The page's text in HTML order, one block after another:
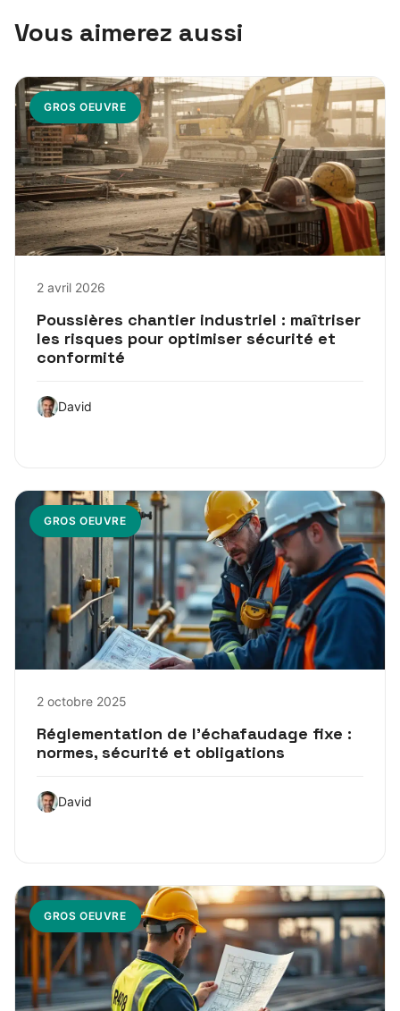
Vous aimerez aussi
GROS OEUVRE
2 avril 2026
Poussières chantier industriel : maîtriser
les risques pour optimiser sécurité et
conformité
David
GROS OEUVRE
2 octobre 2025
Réglementation de l’échafaudage fixe :
normes, sécurité et obligations
David
GROS OEUVRE